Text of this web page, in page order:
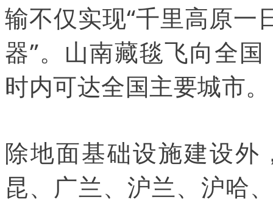
输不仅实现“千里高原一
器”。山南藏毯飞向全
时内可达全国主要城市。
除地面基础设施建设
昆、广兰、沪兰、沪哈